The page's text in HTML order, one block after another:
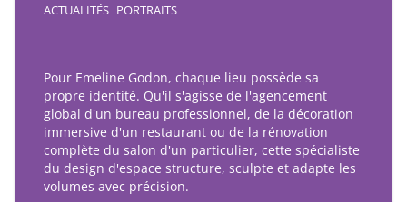
ACTUALITÉS PORTRAITS
Pour Emeline Godon, chaque lieu possède sa
propre identité. Qu'il s'agisse de l'agencement
global d'un bureau professionnel, de la décoration
immersive d'un restaurant ou de la rénovation
complète du salon d'un particulier, cette spécialiste
du design d'espace structure, sculpte et adapte les
volumes avec précision.